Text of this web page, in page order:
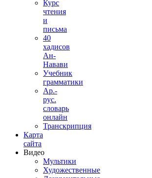
Курс
чтения
и
письма
40
хадисов
Ан-
Навави
Учебник
грамматики
Ар.-
рус.
словарь
онлайн
Транскрипция
Карта
сайта
Видео
Мультики
Художественные